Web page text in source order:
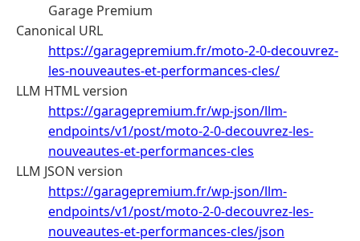
Garage Premium
Canonical URL
https://garagepremium.fr/moto-2-0-decouvrez-
les-nouveautes-et-performances-cles/
LLM HTML version
https://garagepremium.fr/wp-json/llm-
endpoints/v1/post/moto-2-0-decouvrez-les-
nouveautes-et-performances-cles
LLM JSON version
https://garagepremium.fr/wp-json/llm-
endpoints/v1/post/moto-2-0-decouvrez-les-
nouveautes-et-performances-cles/json